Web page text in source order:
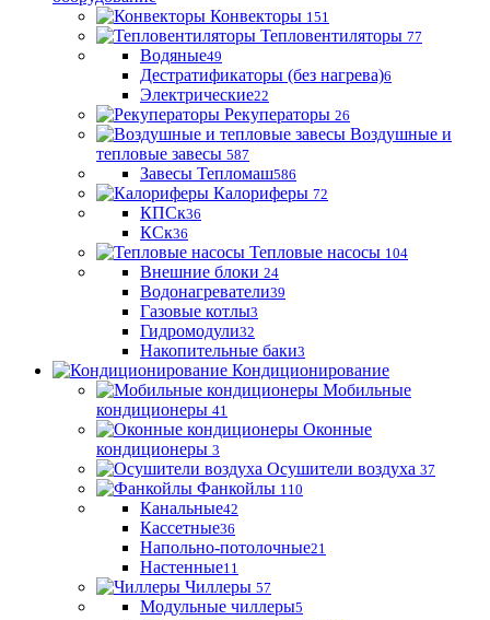
Конвекторы 151
Тепловентиляторы 77
Водяные49
Дестратификаторы (без нагрева)6
Электрические22
Рекуператоры 26
Воздушные и
тепловые завесы 587
Завесы Тепломаш586
Калориферы 72
КПСк36
КСк36
Тепловые насосы 104
Внешние блоки 24
Водонагреватели39
Газовые котлы3
Гидромодули32
Накопительные баки3
Кондиционирование
Мобильные
кондиционеры 41
Оконные
кондиционеры 3
Осушители воздуха 37
Фанкойлы 110
Канальные42
Кассетные36
Напольно-потолочные21
Настенные11
Чиллеры 57
Модульные чиллеры5